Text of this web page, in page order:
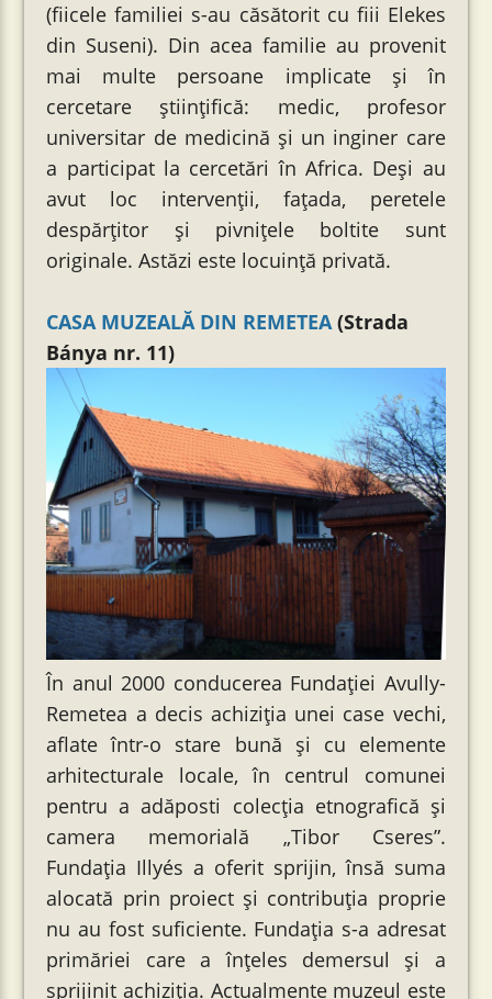
(fiicele familiei s-au căsătorit cu fiii Elekes
din Suseni). Din acea familie au provenit
mai multe persoane implicate şi în
cercetare ştiinţifică: medic, profesor
universitar de medicină şi un inginer care
a participat la cercetări în Africa. Deși au
avut loc intervenţii, faţada, peretele
despărțitor şi pivniţele boltite sunt
originale. Astăzi este locuinţă privată.
CASA MUZEALĂ DIN REMETEA (Strada
Bánya nr. 11)
În anul 2000 conducerea Fundației Avully-
Remetea a decis achiziţia unei case vechi,
aflate într-o stare bună şi cu elemente
arhitecturale locale, în centrul comunei
pentru a adăposti colecţia etnografică şi
camera memorială „Tibor Cseres”.
Fundația Illyés a oferit sprijin, însă suma
alocată prin proiect şi contribuţia proprie
nu au fost suficiente. Fundaţia s-a adresat
primăriei care a înțeles demersul şi a
sprijinit achiziția. Actualmente muzeul este